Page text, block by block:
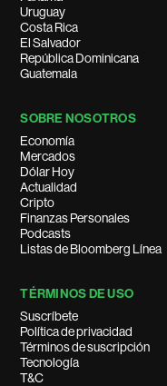
Uruguay
Costa Rica
El Salvador
República Dominicana
Guatemala
SOBRE NOSOTROS
Economía
Mercados
Dólar Hoy
Actualidad
Cripto
Finanzas Personales
Podcasts
Listas de Bloomberg Línea
TÉRMINOS DE USO
Suscríbete
Política de privacidad
Términos de suscripción
Tecnología
T&C